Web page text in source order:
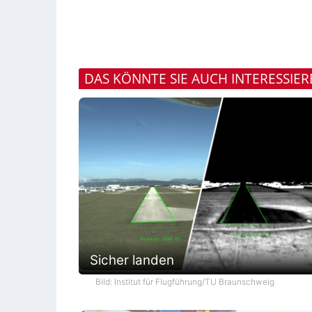
DAS KÖNNTE SIE AUCH
Sicher landen
Bild: Institut für Flugführung/TU Braunschweig